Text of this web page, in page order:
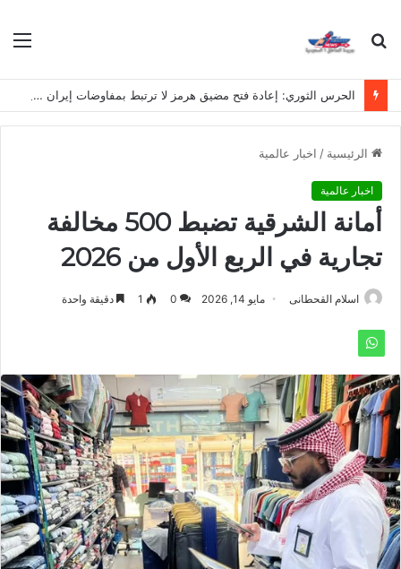
بحث
الحرس الثوري: إعادة فتح مضيق هرمز لا ترتبط بمفاوضات إيران وسلطنة عُمان
الرئيسية / اخبار عالمية
اخبار عالمية
أمانة الشرقية تضبط 500 مخالفة
تجارية في الربع الأول من 2026
اسلام القحطانى مايو 14, 2026 0
1 دقيقة واحدة